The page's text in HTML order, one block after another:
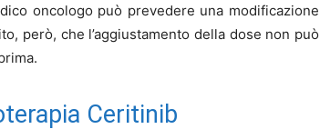
oncologo può prevedere una modificazione
però, che l’aggiustamento della dose non può
Ceritinib